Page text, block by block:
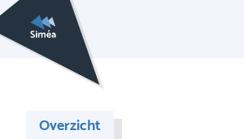
Overzicht